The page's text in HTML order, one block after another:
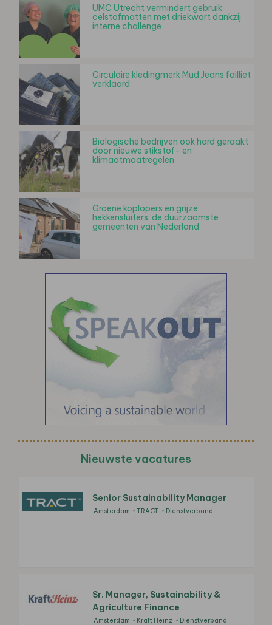
UMC Utrecht vermindert gebruik
celstofmatten met driekwart dankzij
interne challenge
Circulaire kledingmerk Mud Jeans failliet
verklaard
Biologische bedrijven ook hard geraakt
door nieuwe stikstof- en
klimaatmaatregelen
Groene koplopers en grijze
hekkensluiters: de duurzaamste
gemeenten van Nederland
Nieuwste vacatures
Senior Sustainability Manager
Amsterdam TRACT Dienstverband
Sr. Manager, Sustainability &
Agriculture Finance
Amsterdam Kraft Heinz Dienstverband